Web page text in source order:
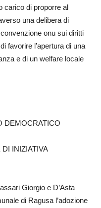
carico di proporre al
una delibera di
onu sui diritti
favorire l’apertura di una
e di un welfare locale
DEMOCRATICO
INIZIATIVA
Giorgio e D’Asta
di Ragusa l’adozione